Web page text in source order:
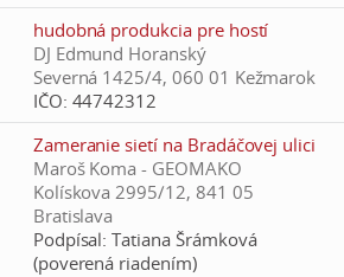
hudobná produkcia pre hostí
DJ Edmund Horanský
Severná 1425/4, 060 01 Kežmarok
IČO: 44742312
Zameranie sietí na Bradáčovej ulici
Maroš Koma - GEOMAKO
Kolískova 2995/12, 841 05
Bratislava
Podpísal: Tatiana Šrámková
(poverená riadením)